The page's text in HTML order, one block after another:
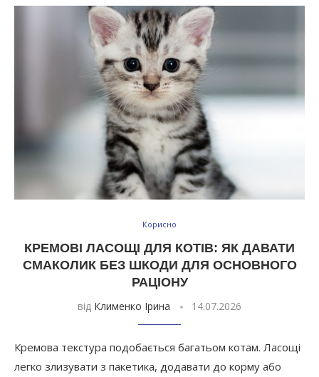
Корисно
КРЕМОВІ ЛАСОЩІ ДЛЯ КОТІВ: ЯК ДАВАТИ
СМАКОЛИК БЕЗ ШКОДИ ДЛЯ ОСНОВНОГО
РАЦІОНУ
від Клименко Ірина 14.07.2026
Кремова текстура подобається багатьом котам. Ласощі
легко злизувати з пакетика, додавати до корму або